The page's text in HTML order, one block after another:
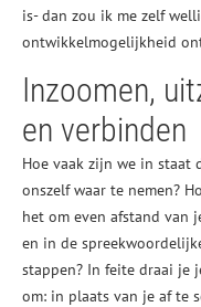
is- dan zou ik me zelf
ontwikkelmogelijkheid
Inzoomen,
en verbinden
Hoe vaak zijn we in staat
onszelf waar te nemen?
het om even afstand van
en in de
stappen? In feite draai je
om: in plaats van je af te